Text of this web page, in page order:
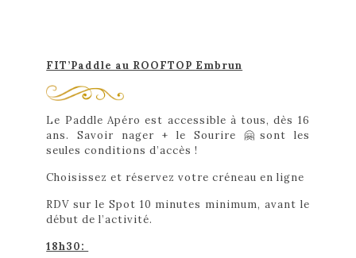
FIT’Paddle au ROOFTOP Embrun
Le Paddle Apéro est accessible à tous, dès 16
ans. Savoir nager + le Sourire 🤗sont les
seules conditions d’accès !
Choisissez et réservez votre créneau en ligne
RDV sur le Spot 10 minutes minimum, avant le
début de l’activité.
18h30: